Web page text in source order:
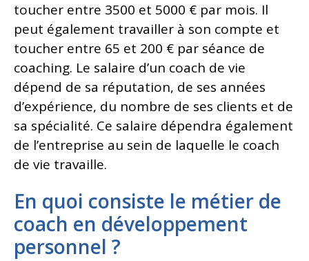
toucher entre 3500 et 5000 € par mois. Il
peut également travailler à son compte et
toucher entre 65 et 200 € par séance de
coaching. Le salaire d’un coach de vie
dépend de sa réputation, de ses années
d’expérience, du nombre de ses clients et de
sa spécialité. Ce salaire dépendra également
de l’entreprise au sein de laquelle le coach
de vie travaille.
En quoi consiste le métier de
coach en développement
personnel ?